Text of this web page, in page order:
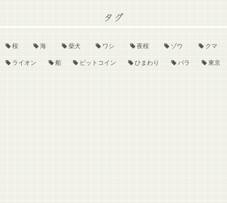
タグ
桜 海 柴犬 ワシ 夜桜 ゾウ クマ
ライオン 船 ビットコイン ひまわり バラ 東京